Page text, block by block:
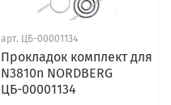
арт. ЦБ-00001134
Прокладок комплект для
N3810n NORDBERG
ЦБ-00001134